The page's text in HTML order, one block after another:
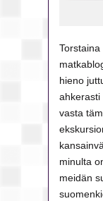
hieno
ahkerasti
vasta
minulta
meidän